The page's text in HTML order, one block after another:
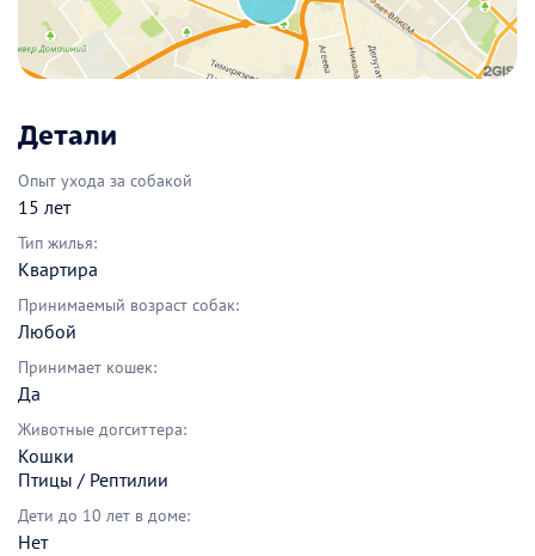
Детали
Опыт ухода за собакой
15 лет
Тип жилья:
Квартира
Принимаемый возраст собак:
Любой
Принимает кошек:
Да
Животные догситтера:
Кошки
Птицы / Рептилии
Дети до 10 лет в доме:
Нет